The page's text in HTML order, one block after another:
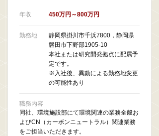
年収 450万円～800万円
勤務地
静岡県掛川市千浜7800，静岡県
磐田市下野部1905-10
本社または研究開発拠点に配属予
定です。
※入社後、異動による勤務地変更
の可能性あり
職務内容
同社、環境施設部にて環境関連の業務全般お
よびCN（カーボンニュートラル）関連業務
をご担当いただきます。